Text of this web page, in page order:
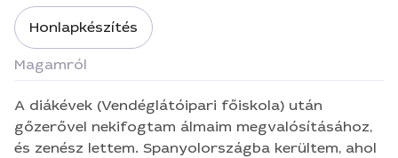
Honlapkészítés
Magamról
A diákévek (Vendéglátóipari főiskola) után
gőzerővel nekifogtam álmaim megvalósításához,
és zenész lettem. Spanyolországba kerültem, ahol